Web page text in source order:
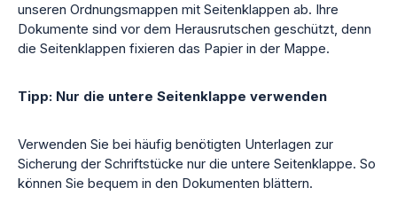
unseren Ordnungsmappen mit Seitenklappen ab. Ihre
Dokumente sind vor dem Herausrutschen geschützt, denn
die Seitenklappen fixieren das Papier in der Mappe.
Tipp: Nur die untere Seitenklappe verwenden
Verwenden Sie bei häufig benötigten Unterlagen zur
Sicherung der Schriftstücke nur die untere Seitenklappe. So
können Sie bequem in den Dokumenten blättern.